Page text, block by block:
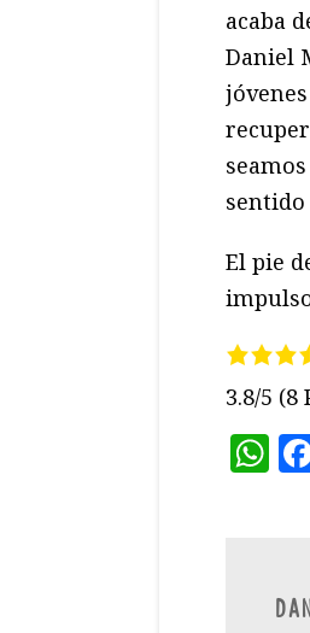
acaba
Daniel
El pie
3.8/5 (8